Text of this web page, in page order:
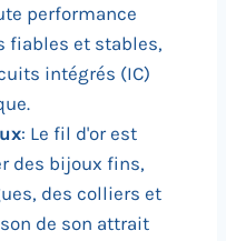
performance
fiables et stables,
intégrés (IC)
: Le fil d'or est
des bijoux fins,
des colliers et
de son attrait